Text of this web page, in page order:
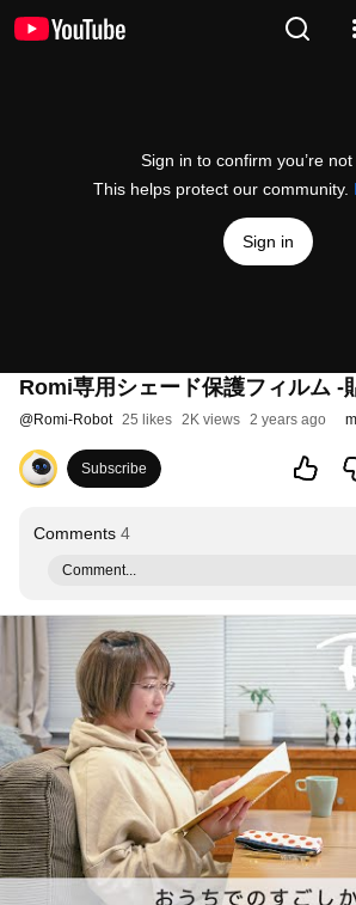
Sign in to confirm you’re
This helps protect our community.
Sign in
Romi専用シェード保護フィルム -
@Romi-Robot 25 likes 2K views 2 years ago
Subscribe
Comments 4
Comment...